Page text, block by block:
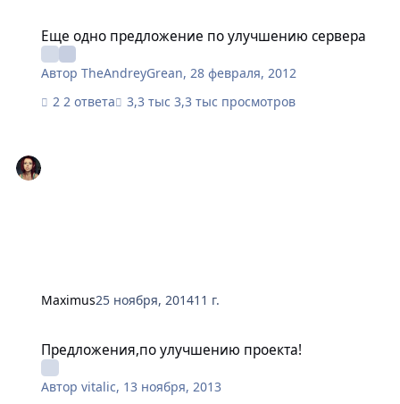
Еще одно предложение по улучшению сервера
АвторTheAndreyGrean,28 февраля, 2012
2 ответа
3,3 тыс просмотров
Maximus25 ноября, 201411 г.
Предложения,по улучшению проекта!
Авторvitalic, 13 ноября, 2013